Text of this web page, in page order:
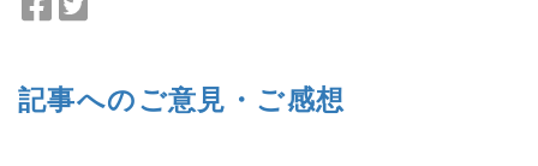
e
b
記事へのご意見・ご感想